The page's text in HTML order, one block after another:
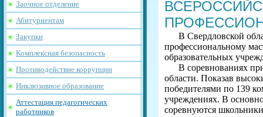
В Свердловской
профессиональному
образовательных
В соревнованиях
области. Показав
победителями по 139
учреждениях. В
соревнуются
Заочное отделение
Абитуриентам
Закупки
Комплексная безопасность
Противодействие коррупции
Инклюзивное образование
Аттестация педагогических
работников